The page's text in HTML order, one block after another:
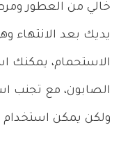
خالي من العطور
يديك بعد الانتهاء
الاستحمام،
الصابون، مع تجنب
ولكن يمكن استخدام